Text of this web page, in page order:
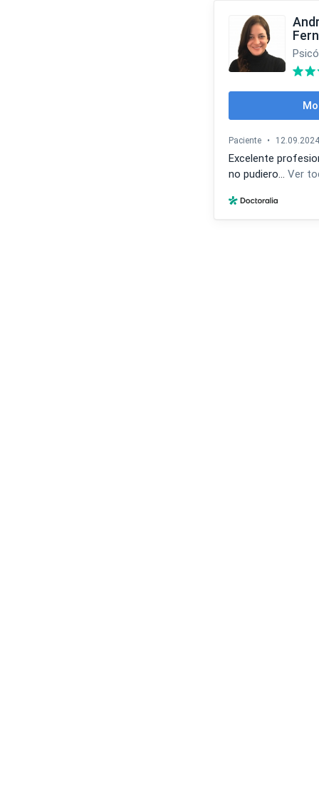
Paciente • 12.09.2024
Excelente
no pudiero... Ver